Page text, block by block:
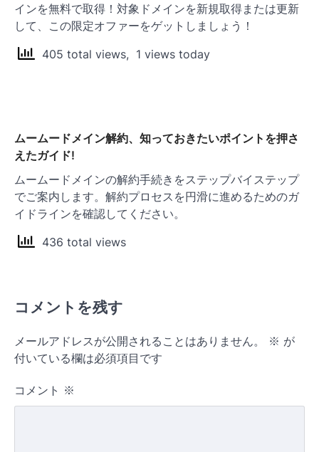
インを無料で取得！対象ドメインを新規取得または更新
して、この限定オファーをゲットしましょう！
405 total views, 1 views today
ムームードメイン解約、知っておきたいポイントを押さ
えたガイド!
ムームードメインの解約手続きをステップバイステップ
でご案内します。解約プロセスを円滑に進めるためのガ
イドラインを確認してください。
436 total views
コメントを残す
メールアドレスが公開されることはありません。 ※ が
付いている欄は必須項目です
コメント ※